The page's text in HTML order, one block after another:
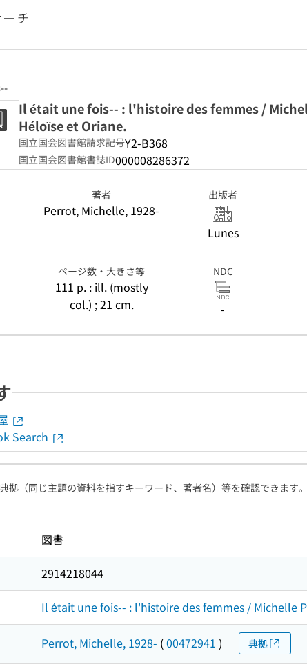
Il était une fois-- : l'histoire des femmes /
Héloïse et Oriane.
国立国会図書館請求記号Y2-B368
国立国会図書館書誌ID000008286372
著者
Perrot, Michelle, 1928-
出版者
Lunes
ページ数・大きさ等
111 p. : ill. (mostly
col.) ; 21 cm.
NDC
-
Search
拠（同じ主題の資料を指すキーワード、著者名）等を確認できます。
図書
2914218044
Il était une fois-- : l'histoire des femmes / Michelle
Perrot, Michelle, 1928- (00472941 ) 典拠